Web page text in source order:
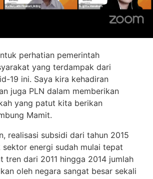
perhatian pemerintah
yang terdampak dari
19 ini. Saya kira kehadiran
juga PLN dalam memberikan
yang patut kita berikan
Mamit.
realisasi subsidi dari tahun 2015
energi sudah mulai tepat
tren dari 2011 hingga 2014 jumlah
oleh negara sangat besar sekali